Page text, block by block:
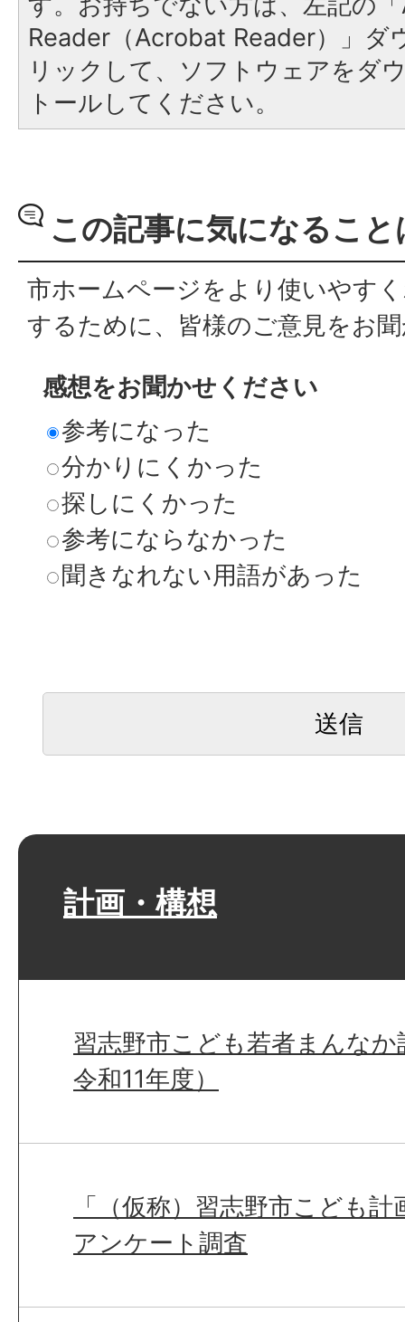
Reader（Acrobat Reader）」ダ
リックして、ソフトウェアをダ
トールしてください。
この記事に気になるこ
市ホームページをより使いやす
するために、皆様のご意見をお
感想をお聞かせください
参考になった
分かりにくかった
探しにくかった
参考にならなかった
聞きなれない用語があった
計画・構想
習志野市こども若者まんな
令和11年度）
「（仮称）習志野市こども
アンケート調査